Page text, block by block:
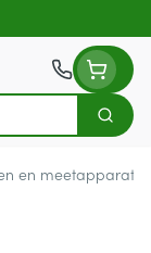
Zoek
en